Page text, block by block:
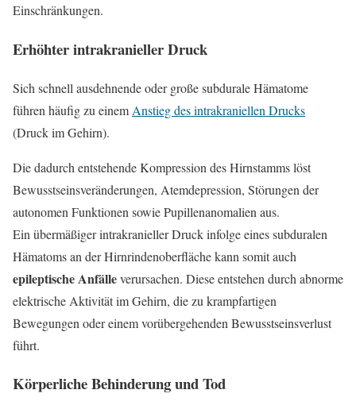
Einschränkungen.
Erhöhter intrakranieller Druck
Sich schnell ausdehnende oder große subdurale Hämatome
führen häufig zu einem Anstieg des intrakraniellen Drucks
(Druck im Gehirn).
Die dadurch entstehende Kompression des Hirnstamms löst
Bewusstseinsveränderungen, Atemdepression, Störungen der
autonomen Funktionen sowie Pupillenanomalien aus.
Ein übermäßiger intrakranieller Druck infolge eines subduralen
Hämatoms an der Hirnrindenoberfläche kann somit auch
epileptische Anfälleverursachen. Diese entstehen durch abnorme
elektrische Aktivität im Gehirn, die zu krampfartigen
Bewegungen oder einem vorübergehenden Bewusstseinsverlust
führt.
Körperliche Behinderung und Tod